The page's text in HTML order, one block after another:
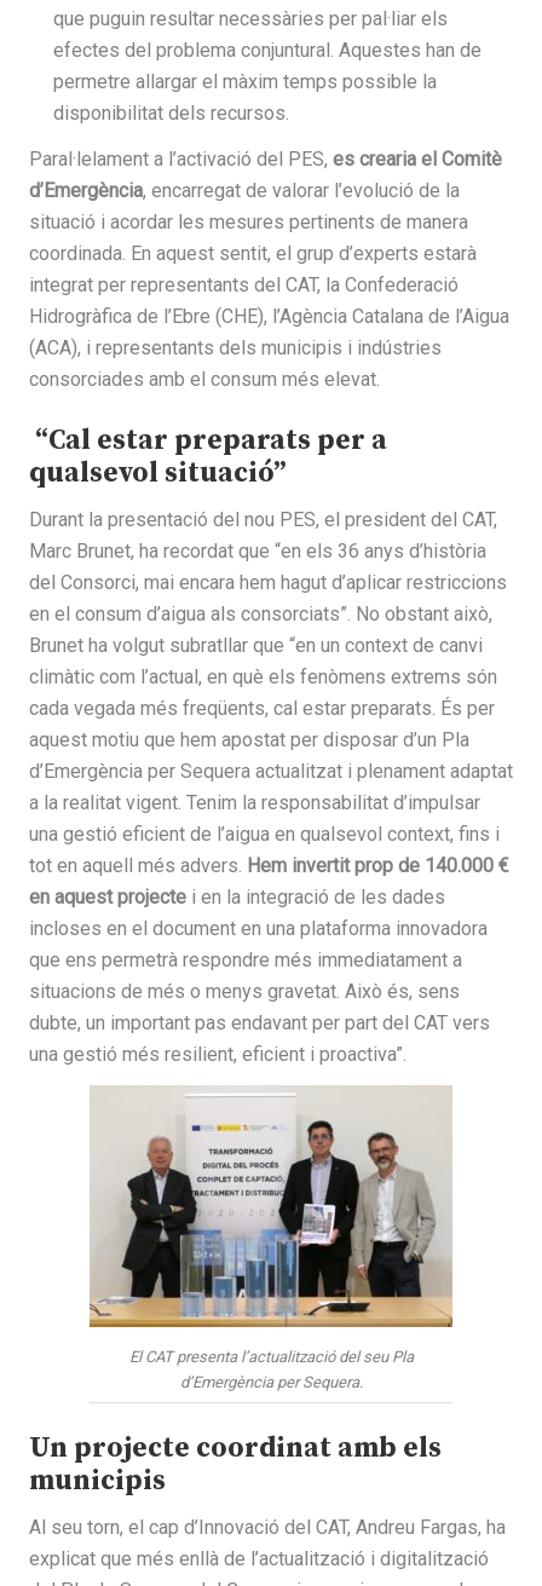
que puguin resultar necessàries per pal·liar els
efectes del problema conjuntural. Aquestes han de
permetre allargar el màxim temps possible la
disponibilitat dels recursos.
Paral·lelament a l’activació del PES, es crearia el Comitè
d’Emergència, encarregat de valorar l’evolució de la
situació i acordar les mesures pertinents de manera
coordinada. En aquest sentit, el grup d’experts estarà
integrat per representants del CAT, la Confederació
Hidrogràfica de l’Ebre (CHE), l’Agència Catalana de l’Aigua
(ACA), i representants dels municipis i indústries
consorciades amb el consum més elevat.
“Cal estar preparats per a
qualsevol situació”
Durant la presentació del nou PES, el president del CAT,
Marc Brunet, ha recordat que “en els 36 anys d’història
del Consorci, mai encara hem hagut d’aplicar restriccions
en el consum d’aigua als consorciats”. No obstant això,
Brunet ha volgut subratllar que “en un context de canvi
climàtic com l’actual, en què els fenòmens extrems són
cada vegada més freqüents, cal estar preparats. És per
aquest motiu que hem apostat per disposar d’un Pla
d’Emergència per Sequera actualitzat i plenament adaptat
a la realitat vigent. Tenim la responsabilitat d’impulsar
una gestió eficient de l’aigua en qualsevol context, fins i
tot en aquell més advers. Hem invertit prop de 140.000 €
en aquest projecte i en la integració de les dades
incloses en el document en una plataforma innovadora
que ens permetrà respondre més immediatament a
situacions de més o menys gravetat. Això és, sens
dubte, un important pas endavant per part del CAT vers
una gestió més resilient, eficient i proactiva”.
El CAT presenta l’actualització del seu Pla
d’Emergència per Sequera.
Un projecte coordinat amb els
municipis
Al seu torn, el cap d’Innovació del CAT, Andreu Fargas, ha
explicat que més enllà de l’actualització i digitalització